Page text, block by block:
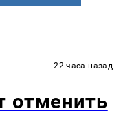
22 часа назад
отменить